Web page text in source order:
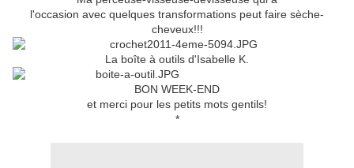
l'occasion avec quelques transformations peut faire sèche-
cheveux!!!
La boîte à outils d'Isabelle K.
BON WEEK-END
et merci pour les petits mots gentils!
*